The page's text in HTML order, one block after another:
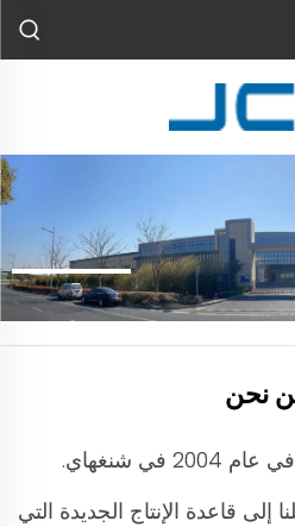
نحن
إلى قاعدة الإنتاج الجديدة التي